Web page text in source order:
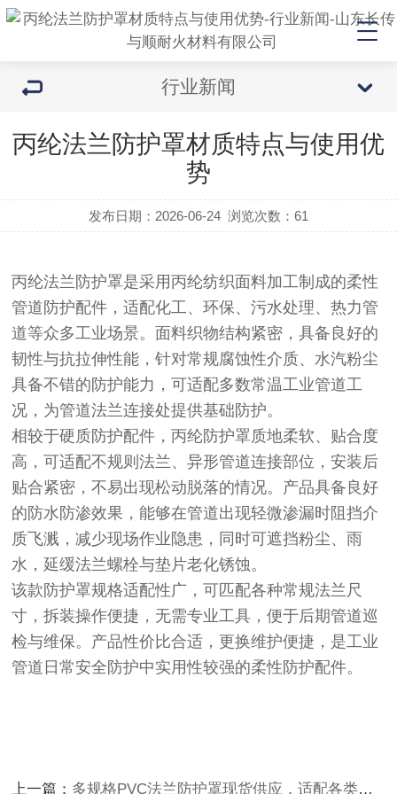
行业新闻
丙纶法兰防护罩材质特点与使用优
势
发布日期：2026-06-24 浏览次数：61
丙纶法兰防护罩是采用丙纶纺织面料加工制成的柔性
管道防护配件，适配化工、环保、污水处理、热力管
道等众多工业场景。面料织物结构紧密，具备良好的
韧性与抗拉伸性能，针对常规腐蚀性介质、水汽粉尘
具备不错的防护能力，可适配多数常温工业管道工
况，为管道法兰连接处提供基础防护。
相较于硬质防护配件，丙纶防护罩质地柔软、贴合度
高，可适配不规则法兰、异形管道连接部位，安装后
贴合紧密，不易出现松动脱落的情况。产品具备良好
的防水防渗效果，能够在管道出现轻微渗漏时阻挡介
质飞溅，减少现场作业隐患，同时可遮挡粉尘、雨
水，延缓法兰螺栓与垫片老化锈蚀。
该款防护罩规格适配性广，可匹配各种常规法兰尺
寸，拆装操作便捷，无需专业工具，便于后期管道巡
检与维保。产品性价比合适，更换维护便捷，是工业
管道日常安全防护中实用性较强的柔性防护配件。
上一篇： 多规格PVC法兰防护罩现货供应，适配各类工程配套